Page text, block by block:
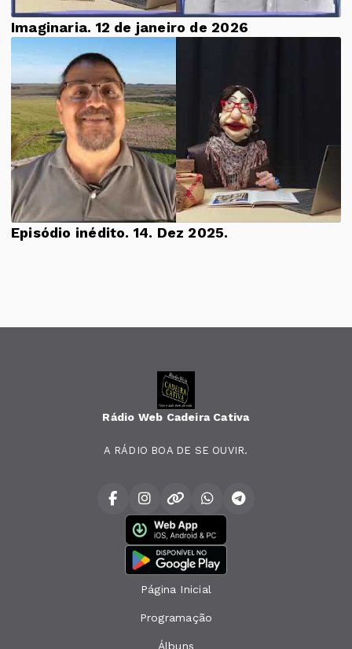
Imaginaria. 12 de janeiro de 2026
Episódio inédito. 14. Dez 2025.
Rádio Web Cadeira Cativa
A RÁDIO BOA DE SE OUVIR.
Página Inicial
Programação
Álbuns